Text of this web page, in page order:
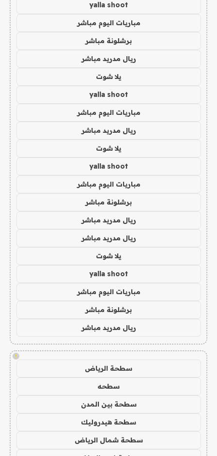
yalla shoot
مباريات اليوم مباشر
برشلونة مباشر
ريال مدريد مباشر
يلا شوت
yalla shoot
مباريات اليوم مباشر
ريال مدريد مباشر
يلا شوت
yalla shoot
مباريات اليوم مباشر
برشلونة مباشر
ريال مدريد مباشر
ريال مدريد مباشر
يلا شوت
yalla shoot
مباريات اليوم مباشر
برشلونة مباشر
ريال مدريد مباشر
!
سطحة الرياض
سطحه
سطحة بين المدن
سطحة هيدروليك
سطحة شمال الرياض